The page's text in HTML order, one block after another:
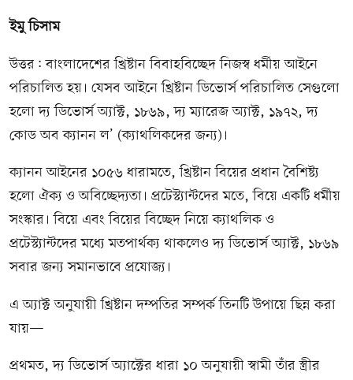
ইমু চিসাম
উত্তর: বাংলাদেশের খ্রিষ্টান বিবাহবিচ্ছেদ নিজস্ব ধর্মীয় আইনে
পরিচালিত হয়। যেসব আইনে খ্রিষ্টান ডিভোর্স পরিচালিত সেগুলো
হলো দ্য ডিভোর্স অ্যাক্ট, ১৮৬৯, দ্য ম্যারেজ অ্যাক্ট, ১৯৭২, দ্য
কোড অব ক্যানন ল’ (ক্যাথলিকদের জন্য)।
ক্যানন আইনের ১০৫৬ ধারামতে, খ্রিষ্টান বিয়ের প্রধান বৈশিষ্ট্য
হলো ঐক্য ও অবিচ্ছেদ্যতা। প্রটেস্ট্যান্টদের মতে, বিয়ে একটি ধর্মীয়
সংস্কার। বিয়ে এবং বিয়ের বিচ্ছেদ নিয়ে ক্যাথলিক ও
প্রটেস্ট্যান্টদের মধ্যে মতপার্থক্য থাকলেও দ্য ডিভোর্স অ্যাক্ট, ১৮৬৯
সবার জন্য সমানভাবে প্রযোজ্য।
এ অ্যাক্ট অনুযায়ী খ্রিষ্টান দম্পতির সম্পর্ক তিনটি উপায়ে ছিন্ন করা
যায়—
প্রথমত, দ্য ডিভোর্স অ্যাক্টের ধারা ১০ অনুযায়ী স্বামী তাঁর স্ত্রীর